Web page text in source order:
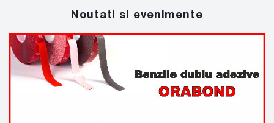
Noutati si evenimente